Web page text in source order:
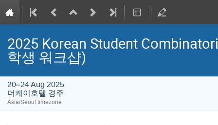
2025 Korean Student
학생 워크샵)
20–24 Aug 2025
더케이호텔 경주
Asia/Seoul timezone